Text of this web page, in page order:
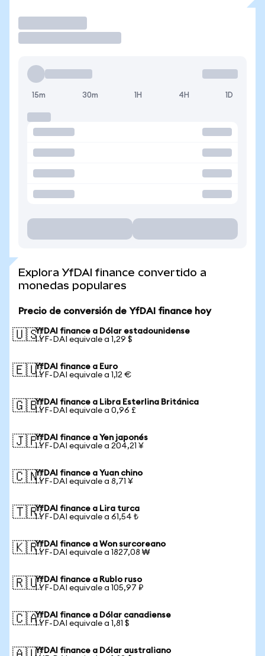
15m 30m 1H 4H 1D
Explora YfDAI finance convertido a
monedas populares
Precio de conversión de YfDAI finance hoy
🇺🇸YfDAI finance a Dólar estadounidense
1 YF-DAI equivale a 1,29 $
🇪🇺YfDAI finance a Euro
1 YF-DAI equivale a 1,12 €
🇬🇧YfDAI finance a Libra Esterlina Británica
1 YF-DAI equivale a 0,96 £
🇯🇵YfDAI finance a Yen japonés
1 YF-DAI equivale a 204,21 ¥
🇨🇳YfDAI finance a Yuan chino
1 YF-DAI equivale a 8,71 ¥
🇹🇷YfDAI finance a Lira turca
1 YF-DAI equivale a 61,54 ₺
🇰🇷YfDAI finance a Won surcoreano
1 YF-DAI equivale a 1827,08 ₩
🇷🇺YfDAI finance a Rublo ruso
1 YF-DAI equivale a 105,97 ₽
🇨🇦YfDAI finance a Dólar canadiense
1 YF-DAI equivale a 1,81 $
YfDAI finance a Dólar australiano